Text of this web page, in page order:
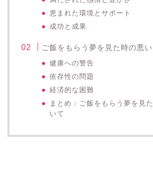
恵まれた環境とサポート
成功と成果
ご飯をもらう夢を見た時の悪
健康への警告
依存性の問題
経済的な困難
まとめ：ご飯をもらう夢を見
いて